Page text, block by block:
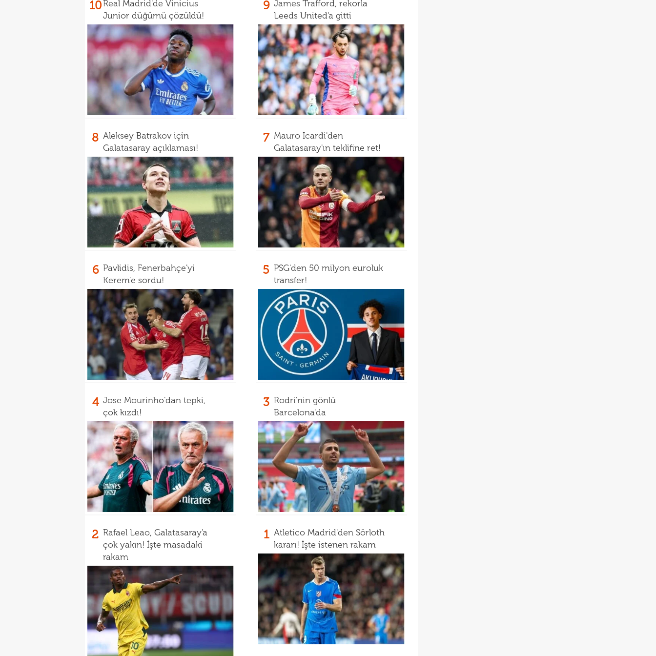
10Real Madrid'de Vinicius
Junior düğümü çözüldü!
9 James Trafford, rekorla
Leeds United'a gitti
8 Aleksey Batrakov için
Galatasaray açıklaması!
7 Mauro Icardi'den
Galatasaray'ın teklifine ret!
6 Pavlidis, Fenerbahçe'yi
Kerem'e sordu!
5 PSG'den 50 milyon euroluk
transfer!
4 Jose Mourinho'dan tepki,
çok kızdı!
3 Rodri'nin gönlü
Barcelona'da
2 Rafael Leao, Galatasaray'a
çok yakın! İşte masadaki
rakam
1 Atletico Madrid'den Sörloth
kararı! İşte istenen rakam